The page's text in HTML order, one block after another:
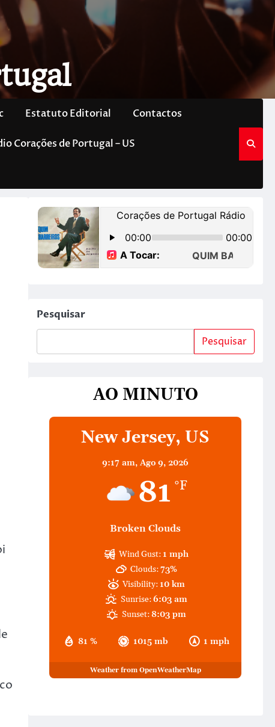
Estatuto Editorial Contactos
Corações de Portugal – US
Pesquisar
Pesquisar
AO MINUTO
New Jersey, US
9:17 am,Ago 9, 2026
81 °F
Broken Clouds
81 % 1015 mb 1 mph
Wind Gust: 1 mph
Clouds:73%
Visibility: 10 km
Sunrise:6:03 am
Sunset:8:03 pm
Weather from OpenWeatherMap